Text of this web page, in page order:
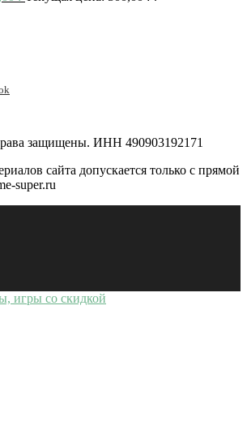
защищены. ИНН 490903192171
сайта допускается только с прямой
super.ru